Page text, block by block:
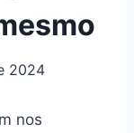
2024
nos